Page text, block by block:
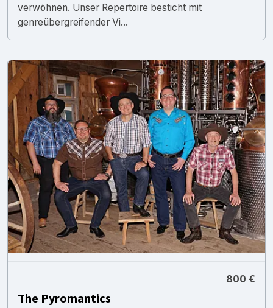
verwöhnen. Unser Repertoire besticht mit
genreübergreifender Vi...
800 €
The Pyromantics